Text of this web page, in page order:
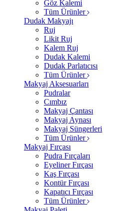
Göz Kalemi
Tüm Ürünler
Dudak Makyajı
Ruj
Likit Ruj
Kalem Ruj
Dudak Kalemi
Dudak Parlatıcısı
Tüm Ürünler
Makyaj Aksesuarları
Pudralar
Cımbız
Makyaj Çantası
Makyaj Aynası
Makyaj Süngerleri
Tüm Ürünler
Makyaj Fırçası
Pudra Fırçaları
Eyeliner Fırçası
Kaş Fırçası
Kontür Fırçası
Kapatıcı Fırçası
Tüm Ürünler